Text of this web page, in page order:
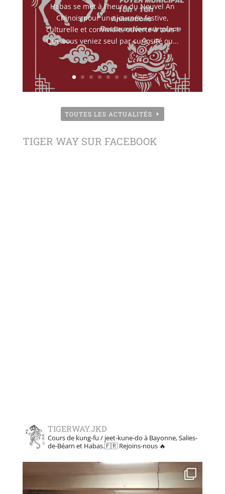
Habas se met à l’heure du Nouvel An
Chinois pour une journée festive,
culturelle et conviviale, ouverte à tous !
Que vous veniez seul par curiosité ou...
TOUTES LES ACTUALITÉS
TIGER WAY SUR FACEBOOK
TIGERWAY.JKD
Cours de kung-fu / jeet-kune-do à Bayonne, Salies-
de-Béarn et Habas.🇫🇷 Rejoins-nous 🔥